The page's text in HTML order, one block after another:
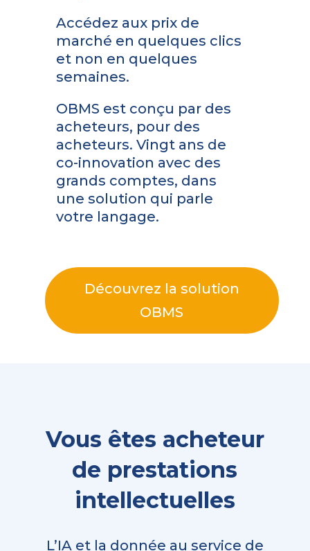
Accédez aux prix de
marché en quelques clics
et non en quelques
semaines.
OBMS est conçu par des
acheteurs, pour des
acheteurs. Vingt ans de
co-innovation avec des
grands comptes, dans
une solution qui parle
votre langage.
Découvrez la solution
OBMS
Vous êtes acheteur
de prestations
intellectuelles
L’IA et la donnée au service de